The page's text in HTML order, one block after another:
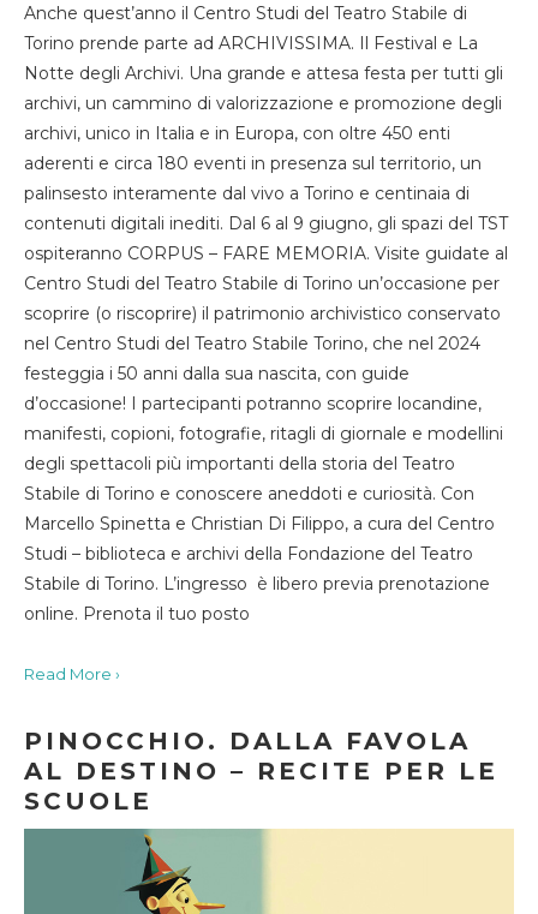
Anche quest’anno il Centro Studi del Teatro Stabile di
Torino prende parte ad ARCHIVISSIMA. Il Festival e La
Notte degli Archivi. Una grande e attesa festa per tutti gli
archivi, un cammino di valorizzazione e promozione degli
archivi, unico in Italia e in Europa, con oltre 450 enti
aderenti e circa 180 eventi in presenza sul territorio, un
palinsesto interamente dal vivo a Torino e centinaia di
contenuti digitali inediti. Dal 6 al 9 giugno, gli spazi del TST
ospiteranno CORPUS – FARE MEMORIA. Visite guidate al
Centro Studi del Teatro Stabile di Torino un’occasione per
scoprire (o riscoprire) il patrimonio archivistico conservato
nel Centro Studi del Teatro Stabile Torino, che nel 2024
festeggia i 50 anni dalla sua nascita, con guide
d’occasione! I partecipanti potranno scoprire locandine,
manifesti, copioni, fotografie, ritagli di giornale e modellini
degli spettacoli più importanti della storia del Teatro
Stabile di Torino e conoscere aneddoti e curiosità. Con
Marcello Spinetta e Christian Di Filippo, a cura del Centro
Studi – biblioteca e archivi della Fondazione del Teatro
Stabile di Torino. L’ingresso è libero previa prenotazione
online. Prenota il tuo posto
Read More ›
PINOCCHIO. DALLA FAVOLA
AL DESTINO – RECITE PER LE
SCUOLE